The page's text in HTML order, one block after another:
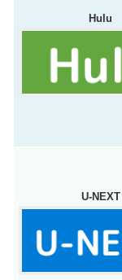
Hulu
U-NEXT